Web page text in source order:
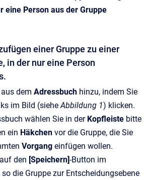
eine Person aus der Gruppe
einer Gruppe zu einer
in der nur eine Person
aus dem Adressbuch hinzu, indem Sie
im Bild (sieheAbbildung 1) klicken.
wählen Sie in der Kopfleiste bitte
ein Häkchen vor die Gruppe, die Sie
Vorgang einfügen wollen.
den [Speichern]-Button im
die Gruppe zur Entscheidungsebene